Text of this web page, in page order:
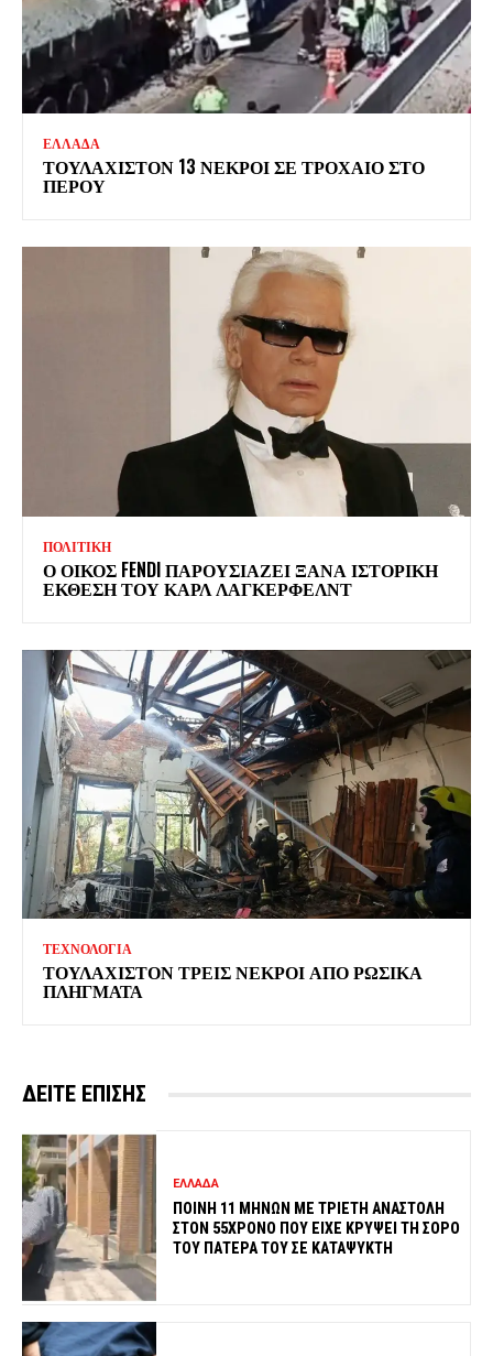
ΕΛΛΑΔΑ
ΤΟΥΛΑΧΙΣΤΟΝ 13 ΝΕΚΡΟΙ ΣΕ ΤΡΟΧΑΙΟ ΣΤΟ
ΠΕΡΟΥ
ΠΟΛΙΤΙΚΗ
Ο ΟΙΚΟΣ FENDI ΠΑΡΟΥΣΙΑΖΕΙ ΞΑΝΑ ΙΣΤΟΡΙΚΗ
ΕΚΘΕΣΗ ΤΟΥ ΚΑΡΛ ΛΑΓΚΕΡΦΕΛΝΤ
ΤΕΧΝΟΛΟΓΙΑ
ΤΟΥΛΑΧΙΣΤΟΝ ΤΡΕΙΣ ΝΕΚΡΟΙ ΑΠΟ ΡΩΣΙΚΑ
ΠΛΗΓΜΑΤΑ
ΔΕΙΤΕ ΕΠΙΣΗΣ
ΕΛΛΑΔΑ
ΠΟΙΝΗ 11 ΜΗΝΩΝ ΜΕ ΤΡΙΕΤΗ ΑΝΑΣΤΟΛΗ
ΣΤΟΝ 55ΧΡΟΝΟ ΠΟΥ ΕΙΧΕ ΚΡΥΨΕΙ ΤΗ ΣΟΡΟ
ΤΟΥ ΠΑΤΕΡΑ ΤΟΥ ΣΕ ΚΑΤΑΨΥΚΤΗ